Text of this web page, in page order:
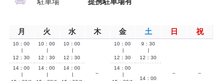
月 火 水 木 金 土 日 祝
10：00
12：30
10：00
12：30
10：00
12：30
–
10：00
12：30
9：30
12：30
– –
14：00
14：00
14：00
14：00
14：00